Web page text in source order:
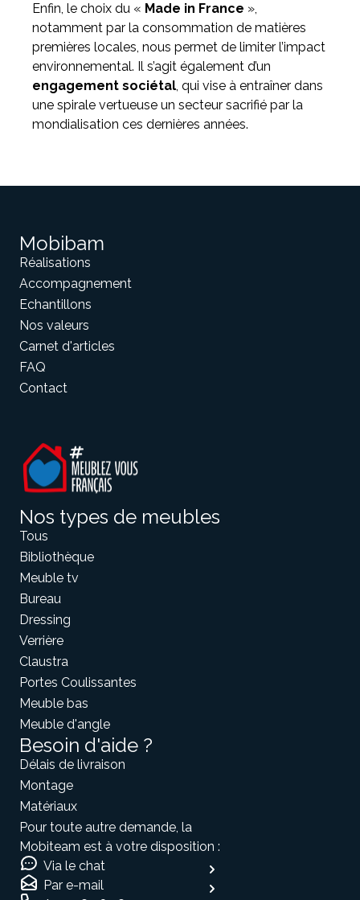
Enfin, le choix du « Made in France »,
notamment par la consommation de matières
premières locales, nous permet de limiter l’impact
environnemental. Il s’agit également d’un
engagement sociétal, qui vise à entraîner dans
une spirale vertueuse un secteur sacrifié par la
mondialisation ces dernières années.
Mobibam
Réalisations
Accompagnement
Echantillons
Nos valeurs
Carnet d'articles
FAQ
Contact
Nos types de meubles
Tous
Bibliothèque
Meuble tv
Bureau
Dressing
Verrière
Claustra
Portes Coulissantes
Meuble bas
Meuble d'angle
Besoin d'aide ?
Délais de livraison
Montage
Matériaux
Pour toute autre demande, la
Mobiteam est à votre disposition :
Via le chat
Par e-mail